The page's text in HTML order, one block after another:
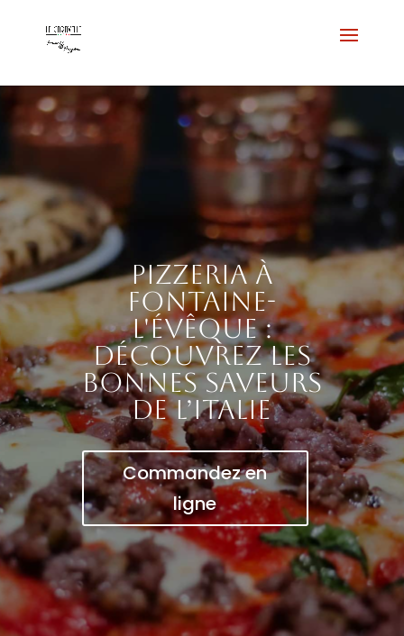
Pizzeria à
Fontaine-
l'Évêque :
découvrez les
bonnes saveurs
de l’Italie
Commandez en
ligne